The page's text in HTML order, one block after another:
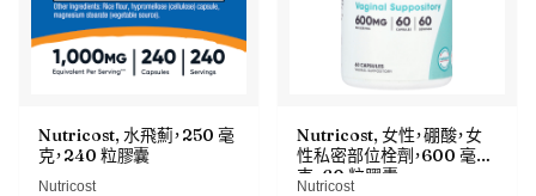
Nutricost, 水飛薊，250 毫
克，240 粒膠囊
Nutricost
Nutricost, 女性，硼酸，女
性私密部位栓劑，600 毫
克，60 粒膠囊
Nutricost